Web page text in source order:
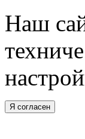
Наш
Я согласен